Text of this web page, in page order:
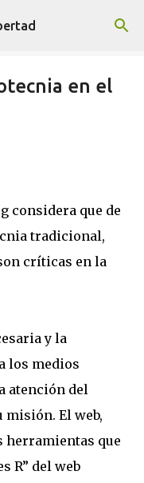
en el
considera que de
tradicional,
críticas en la
y la
los medios
atención del
El web,
herramientas que
R” del web